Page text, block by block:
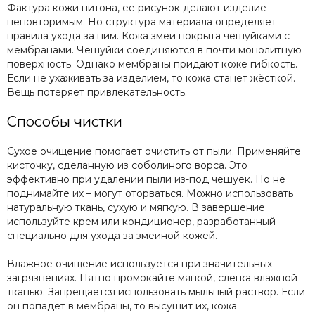
Фактура кожи питона, её рисунок делают изделие
неповторимым. Но структура материала определяет
правила ухода за ним. Кожа змеи покрыта чешуйками с
мембранами. Чешуйки соединяются в почти монолитную
поверхность. Однако мембраны придают коже гибкость.
Если не ухаживать за изделием, то кожа станет жёсткой.
Вещь потеряет привлекательность.
Способы чистки
Сухое очищение помогает очистить от пыли. Применяйте
кисточку, сделанную из соболиного ворса. Это
эффективно при удалении пыли из-под чешуек. Но не
поднимайте их – могут оторваться. Можно использовать
натуральную ткань, сухую и мягкую. В завершение
используйте крем или кондиционер, разработанный
специально для ухода за змеиной кожей.
Влажное очищение используется при значительных
загрязнениях. Пятно промокайте мягкой, слегка влажной
тканью. Запрещается использовать мыльный раствор. Если
он попадёт в мембраны, то высушит их, кожа